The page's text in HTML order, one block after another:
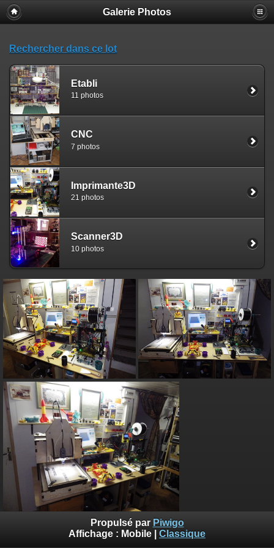
Galerie Photos
Rechercher dans ce lot
Etabli
11 photos
CNC
7 photos
Imprimante3D
21 photos
Scanner3D
10 photos
Propulsé par Piwigo
Affichage : Mobile Classique